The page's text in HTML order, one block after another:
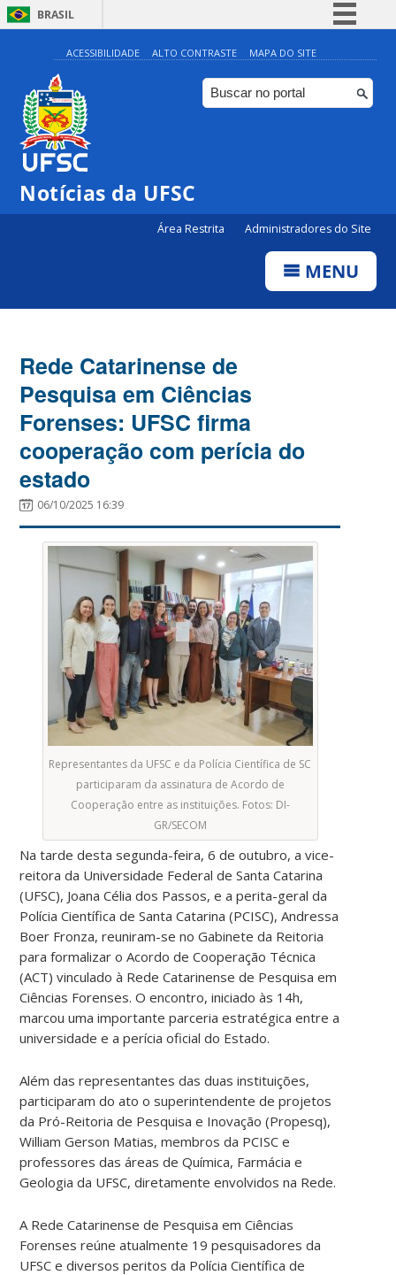
BRASIL
Simplifique!
Comunica BR
Participe
ACESSIBILIDADE ALTO CONTRASTE MAPA DO SITE
Notícias da UFSC
Área Restrita Administradores do Site
MENU
Rede Catarinense de
Pesquisa em Ciências
Forenses: UFSC firma
cooperação com perícia do
estado
06/10/2025 16:39
Representantes da UFSC e da Polícia Científica de SC
participaram da assinatura de Acordo de
Cooperação entre as instituições. Fotos: DI-
GR/SECOM
Na tarde desta segunda-feira, 6 de outubro, a vice-
reitora da Universidade Federal de Santa Catarina
(UFSC), Joana Célia dos Passos, e a perita-geral da
Polícia Científica de Santa Catarina (PCISC), Andressa
Boer Fronza, reuniram-se no Gabinete da Reitoria
para formalizar o Acordo de Cooperação Técnica
(ACT) vinculado à Rede Catarinense de Pesquisa em
Ciências Forenses. O encontro, iniciado às 14h,
marcou uma importante parceria estratégica entre a
universidade e a perícia oficial do Estado.
Além das representantes das duas instituições,
participaram do ato o superintendente de projetos
da Pró-Reitoria de Pesquisa e Inovação (Propesq),
William Gerson Matias, membros da PCISC e
professores das áreas de Química, Farmácia e
Geologia da UFSC, diretamente envolvidos na Rede.
A Rede Catarinense de Pesquisa em Ciências
Forenses reúne atualmente 19 pesquisadores da
UFSC e diversos peritos da Polícia Científica de